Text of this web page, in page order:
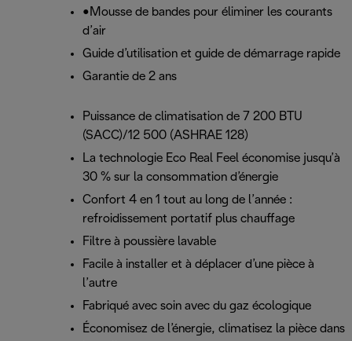
•Mousse de bandes pour éliminer les courants
d’air
Guide d’utilisation et guide de démarrage rapide
Garantie de 2 ans
Puissance de climatisation de 7 200 BTU
(SACC)/12 500 (ASHRAE 128)
La technologie Eco Real Feel économise jusqu’à
30 % sur la consommation d’énergie
Confort 4 en 1 tout au long de l’année :
refroidissement portatif plus chauffage
Filtre à poussière lavable
Facile à installer et à déplacer d’une pièce à
l’autre
Fabriqué avec soin avec du gaz écologique
Économisez de l’énergie, climatisez la pièce dans